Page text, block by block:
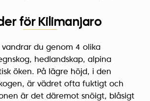
för Kilimanjaro
vandrar du genom 4 olika
hedlandskap, alpina
öken. På lägre höjd, i den
är vädret ofta fuktigt och
är det däremot snöigt, blåsigt